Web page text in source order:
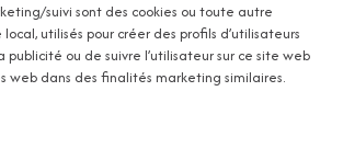
suivi sont des cookies ou toute autre
utilisés pour créer des profils d’utilisateurs
publicité ou de suivre l’utilisateur sur ce site web
web dans des finalités marketing similaires.